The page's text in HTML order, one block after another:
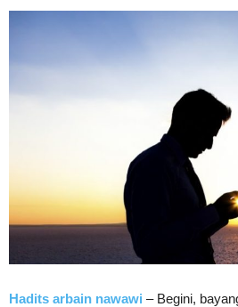
Hadits arbain nawawi – Begini,